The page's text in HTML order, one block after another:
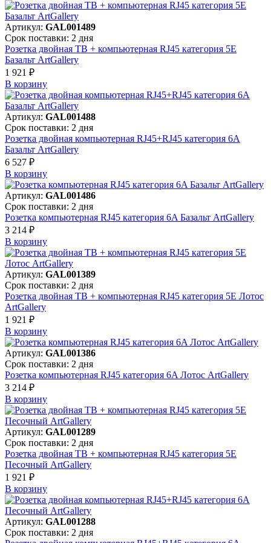
Артикул: GAL001489
Срок поставки: 2 дня
Розетка двойная ТВ + компьютерная RJ45 категория 5Е
Базальт ArtGallery
1 921 ₽
В корзинy
Артикул: GAL001488
Срок поставки: 2 дня
Розетка двойная компьютерная RJ45+RJ45 категория 6А
Базальт ArtGallery
6 527 ₽
В корзинy
Артикул: GAL001486
Срок поставки: 2 дня
Розетка компьютерная RJ45 категория 6A Базальт ArtGallery
3 214 ₽
В корзинy
Артикул: GAL001389
Срок поставки: 2 дня
Розетка двойная ТВ + компьютерная RJ45 категория 5Е Лотос
ArtGallery
1 921 ₽
В корзинy
Артикул: GAL001386
Срок поставки: 2 дня
Розетка компьютерная RJ45 категория 6A Лотос ArtGallery
3 214 ₽
В корзинy
Артикул: GAL001289
Срок поставки: 2 дня
Розетка двойная ТВ + компьютерная RJ45 категория 5Е
Песочный ArtGallery
1 921 ₽
В корзинy
Артикул: GAL001288
Срок поставки: 2 дня